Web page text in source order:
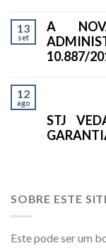
13
set
A
10.887/
12
ago
STJ
SOBRE ESTE
Este pode ser um